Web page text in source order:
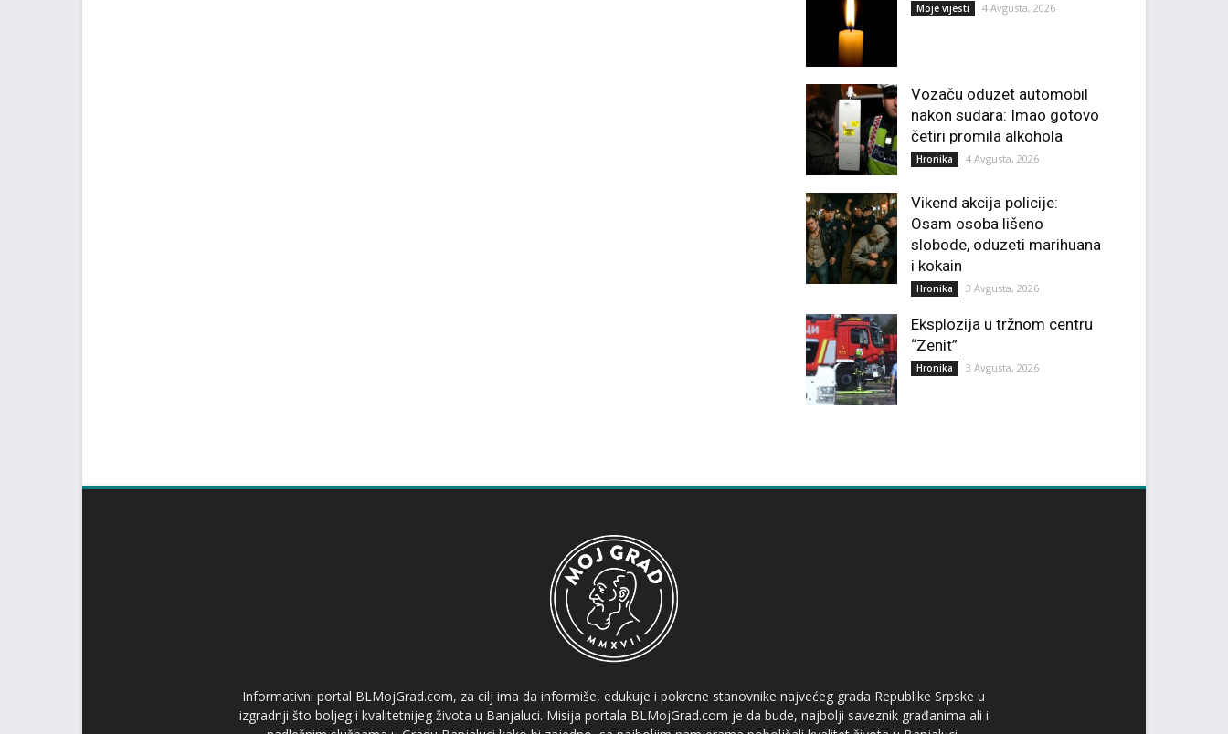
Moje vijesti 4 Avgusta, 2026
Vozaču oduzet automobil
nakon sudara: Imao gotovo
četiri promila alkohola
Hronika 4 Avgusta, 2026
Vikend akcija policije:
Osam osoba lišeno
slobode, oduzeti marihuana
i kokain
Hronika 3 Avgusta, 2026
Eksplozija u tržnom centru
“Zenit”
Hronika 3 Avgusta, 2026
Informativni portal BLMojGrad.com, za cilj ima da informiše, edukuje i pokrene stanovnike najvećeg grada Republike Srpske u
izgradnji što boljeg i kvalitetnijeg života u Banjaluci. Misija portala BLMojGrad.com je da bude, najbolji saveznik građanima ali i